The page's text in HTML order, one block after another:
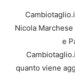
Nicola Marchese
e
quanto viene